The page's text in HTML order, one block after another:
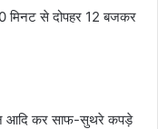
मिनट से दोपहर 12 बजकर
आदि कर साफ-सुथरे कपड़े